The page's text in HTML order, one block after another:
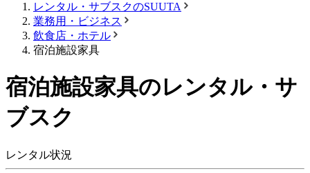
レンタル・サブスクのSUUTA
業務用・ビジネス
飲食店・ホテル
宿泊施設家具
宿泊施設家具のレンタル・サ
ブスク
レンタル状況